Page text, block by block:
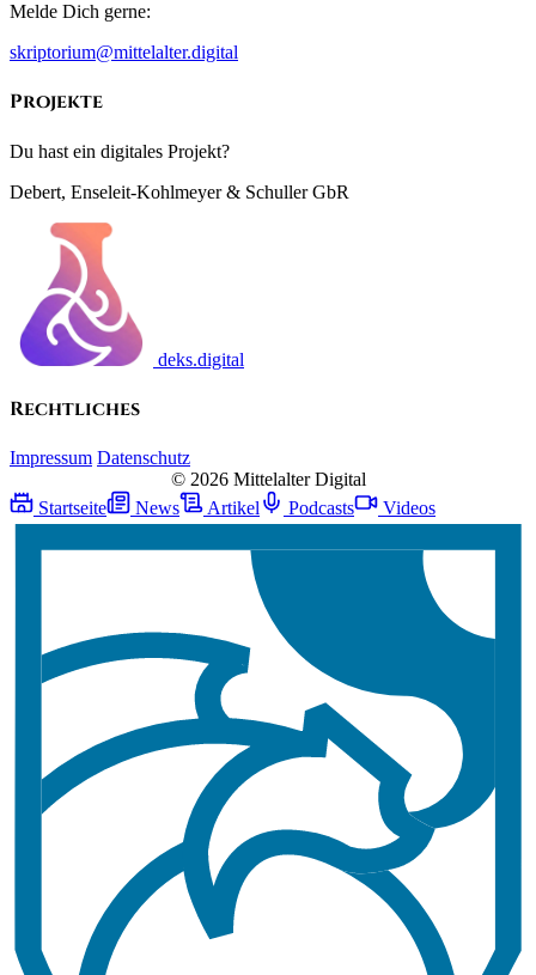
Melde Dich gerne:
skriptorium@mittelalter.digital
Projekte
Du hast ein digitales Projekt?
Debert, Enseleit-Kohlmeyer & Schuller GbR
deks.digital
Rechtliches
Impressum Datenschutz
© 2026 Mittelalter Digital
Startseite
News Artikel Podcasts Videos